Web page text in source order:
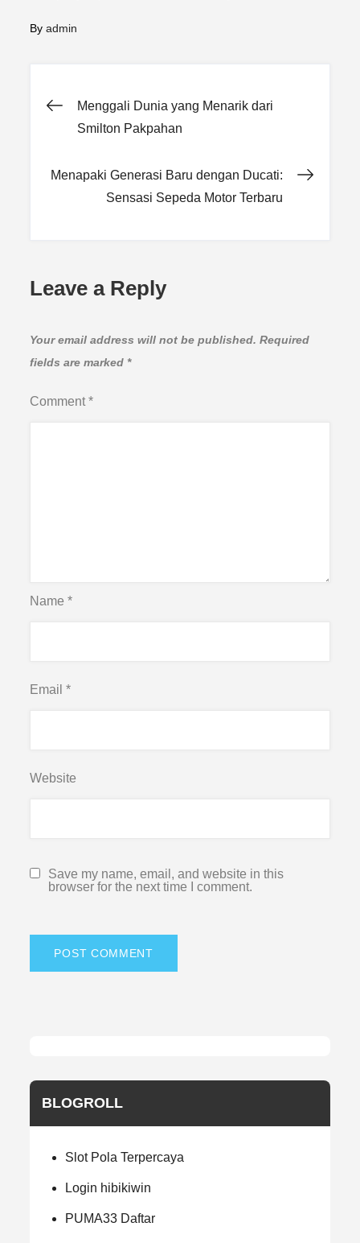
Byadmin
Post
Menggali Dunia yang Menarik dari
Smilton Pakpahan
Menapaki Generasi Baru dengan Ducati:
Sensasi Sepeda Motor Terbaru
Leave a Reply
Your email address will not be published. Required
fields are marked *
Comment*
Name*
Email*
Website
Save my name, email, and website in this
browser for the next time I comment.
BLOGROLL
Slot Pola Terpercaya
Login hibikiwin
PUMA33 Daftar